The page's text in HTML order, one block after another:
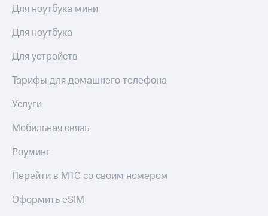
Для ноутбука мини
Для ноутбука
Для устройств
Тарифы для домашнего телефона
Услуги
Мобильная связь
Роуминг
Перейти в МТС со своим номером
Оформить eSIM